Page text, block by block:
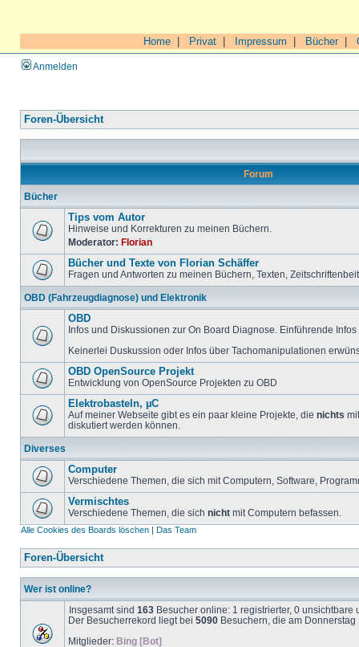
Home Privat Impressum Bücher|
Anmelden
Foren-Übersicht
Forum
Bücher
Tips vom Autor
Hinweise und Korrekturen zu meinen Büchern.
Moderator: Florian
Bücher und Texte von Florian Schäffer
Fragen und Antworten zu meinen Büchern, Texten,
OBD (Fahrzeugdiagnose) und Elektronik
OBD
Infos und Diskussionen zur On Board Diagnose. Einführende
Keinerlei Duskussion oder Infos über Tachomanipulationen
OBD OpenSource Projekt
Entwicklung von OpenSource Projekten zu OBD
Elektrobasteln, µC
Auf meiner Webseite gibt es ein paar kleine Projekte, die nichts
diskutiert werden können.
Diverses
Computer
Verschiedene Themen, die sich mit Computern, Software,
Vermischtes
Verschiedene Themen, die sich nicht mit Computern befassen.
Alle Cookies des Boards löschen | Das Team
Foren-Übersicht
Wer ist online?
Insgesamt sind 163 Besucher online: 1 registrierter, 0
Der Besucherrekord liegt bei 5090 Besuchern, die am
Mitglieder: Bing [Bot]